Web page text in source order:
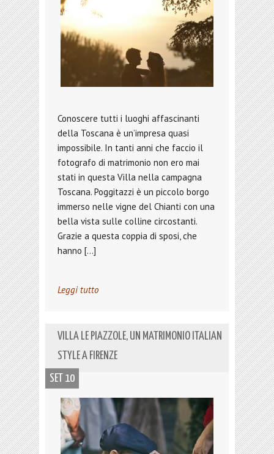
Conoscere tutti i luoghi affascinanti
della Toscana è un’impresa quasi
impossibile. In tanti anni che faccio il
fotografo di matrimonio non ero mai
stati in questa Villa nella campagna
Toscana. Poggitazzi è un piccolo borgo
immerso nelle vigne del Chianti con una
bella vista sulle colline circostanti.
Grazie a questa coppia di sposi, che
hanno […]
Leggi tutto
VILLA LE PIAZZOLE, UN MATRIMONIO ITALIAN
STYLE A FIRENZE
SET 10